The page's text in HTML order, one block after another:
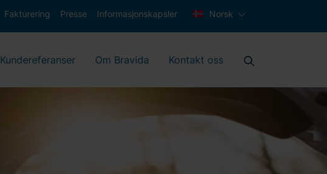
Fakturering Presse Informasjonskapsler Norsk
Kundereferanser Om Bravida Kontakt oss